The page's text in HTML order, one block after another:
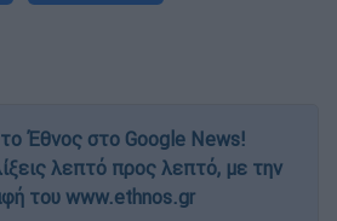
Έθνος στο Google News!
λεπτό προς λεπτό, με την
του www.ethnos.gr